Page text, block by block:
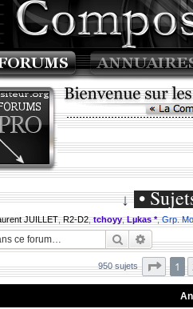
↓ •
JUILLET,R2-D2,tchoyy,Lµkas *,Grp.
Rechercher
950 sujets Page
1